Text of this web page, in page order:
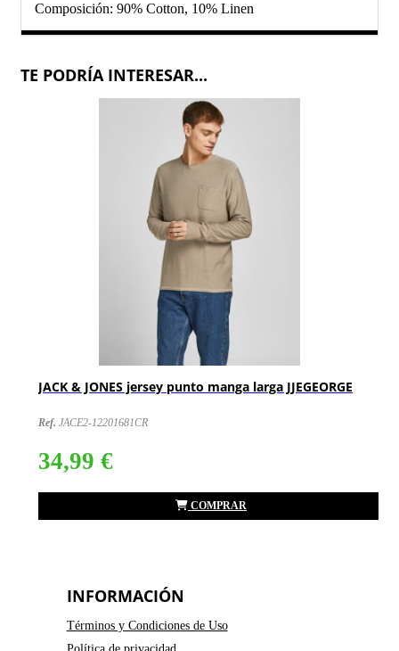
Composición: 90% Cotton, 10% Linen
TE PODRÍA INTERESAR...
JACK & JONES jersey punto manga larga JJEGEORGE
Ref. JACE2-12201681CR
34,99 €
COMPRAR
INFORMACIÓN
Términos y Condiciones de Uso